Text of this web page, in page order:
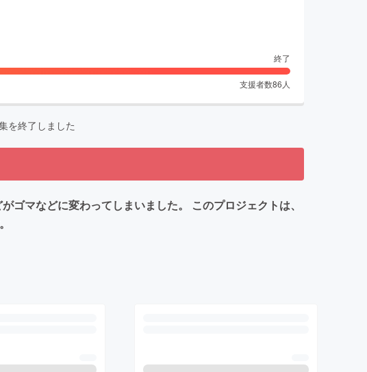
終了
支援者数86 人
を終了しました
マなどに変わってしまいました。 このプロジェクトは、